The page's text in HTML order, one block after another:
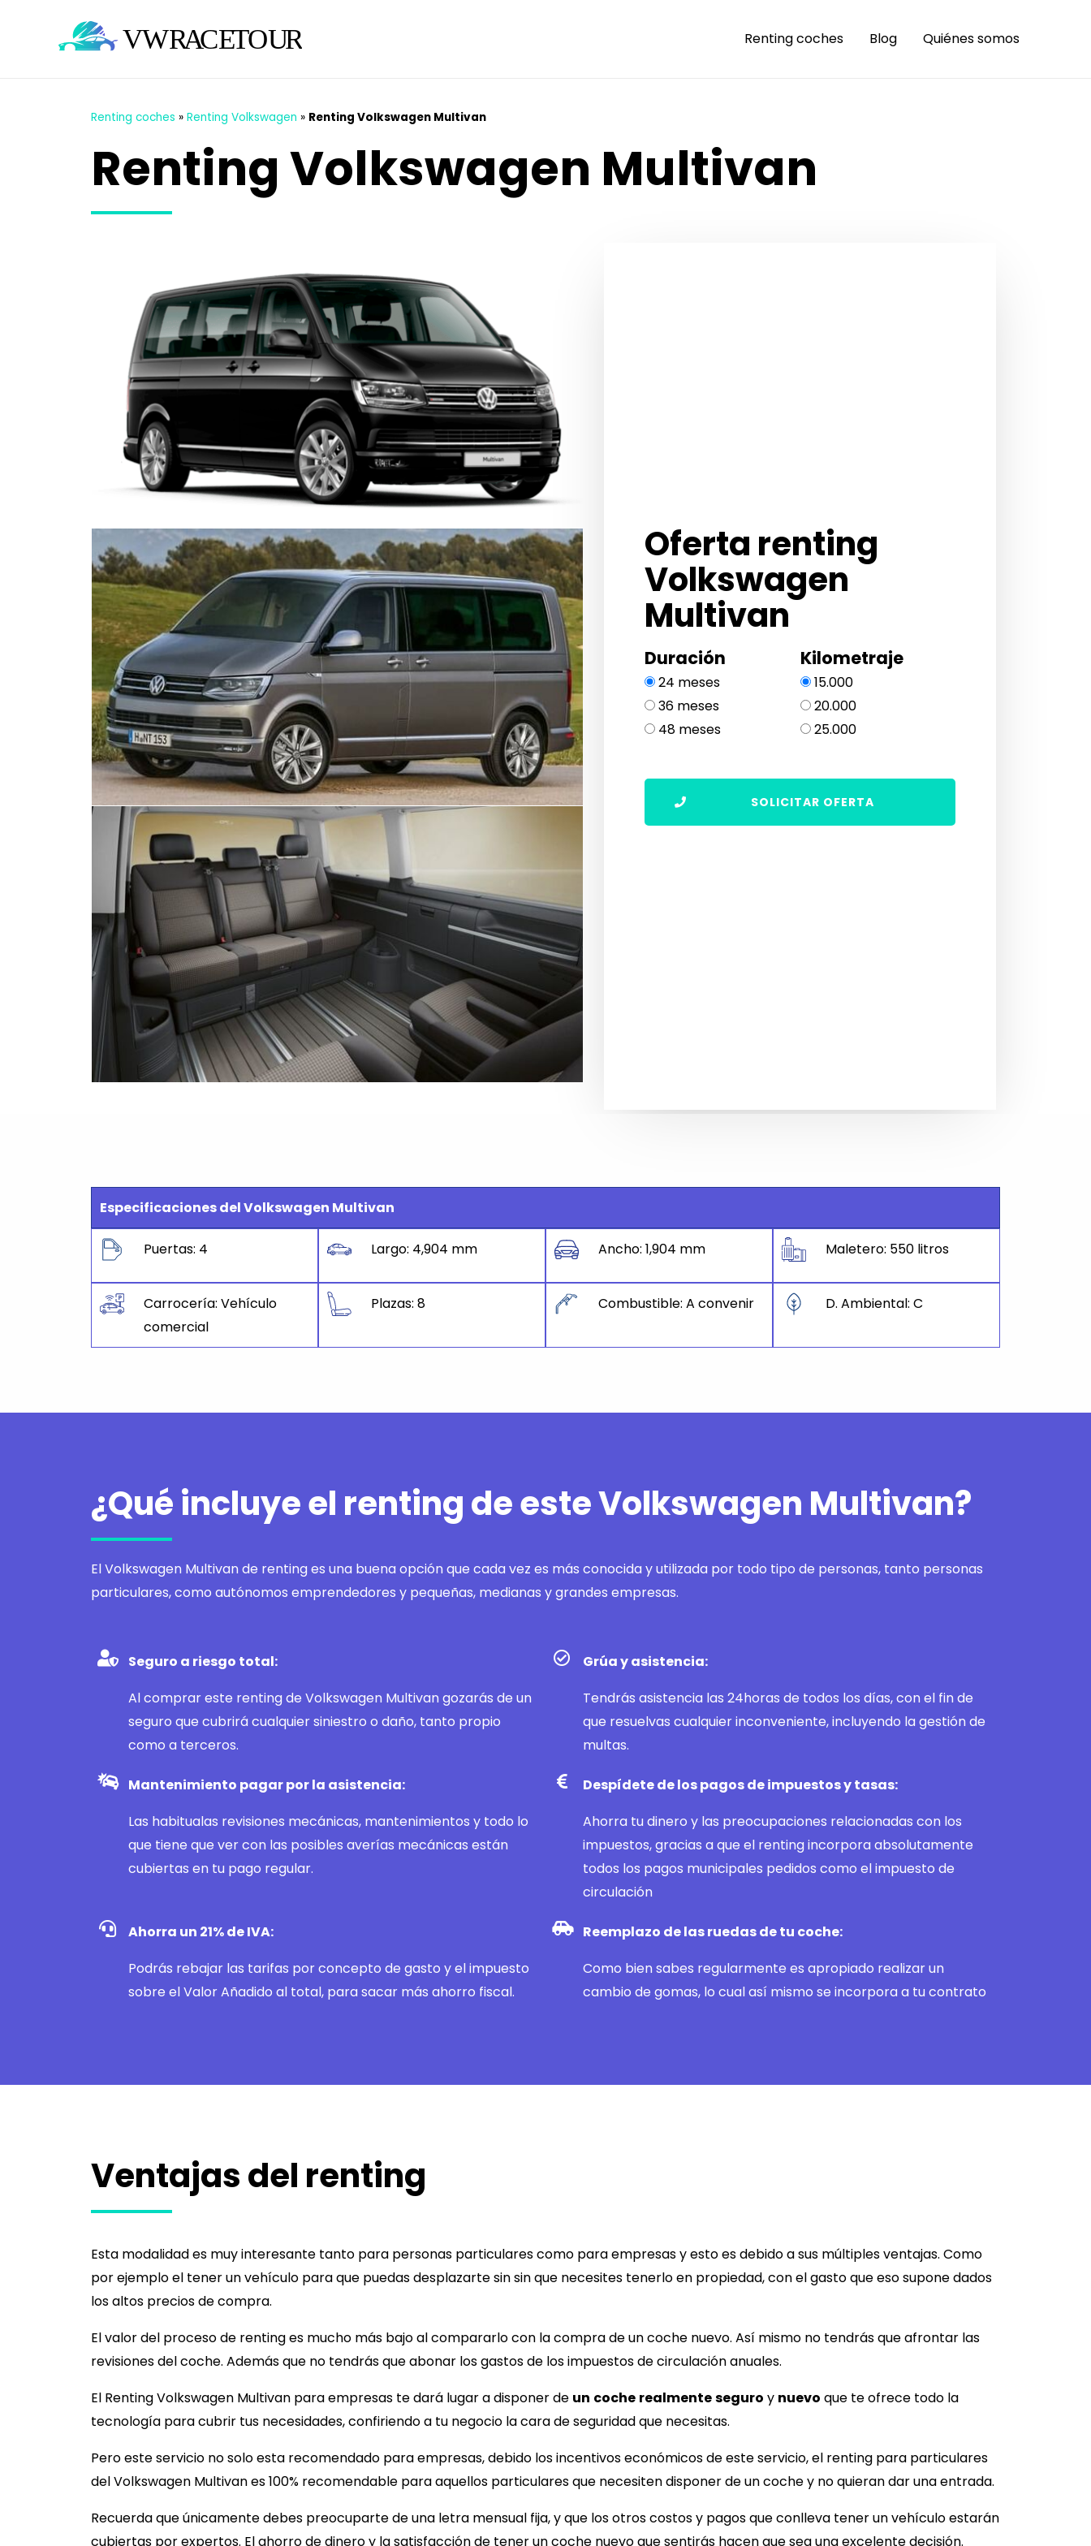
Renting coches Blog Quiénes somos
Renting coches » Renting Volkswagen » Renting Volkswagen Multivan
Renting Volkswagen Multivan
Oferta renting
Volkswagen
Multivan
Duración
24 meses
36 meses
48 meses
Kilometraje
15.000
20.000
25.000
SOLICITAR OFERTA
Especificaciones del Volkswagen Multivan
Puertas: 4 Largo: 4,904 mm Ancho: 1,904 mm Maletero: 550 litros
Carrocería: Vehículo
comercial
Plazas: 8 Combustible: A convenir D. Ambiental: C
¿Qué incluye el renting de este Volkswagen Multivan?
El Volkswagen Multivan de renting es una buena opción que cada vez es más conocida y utilizada por todo tipo de personas, tanto personas
particulares, como autónomos emprendedores y pequeñas, medianas y grandes empresas.
Seguro a riesgo total:
Al comprar este renting de Volkswagen Multivan gozarás de un
seguro que cubrirá cualquier siniestro o daño, tanto propio
como a terceros.
Grúa y asistencia:
Tendrás asistencia las 24horas de todos los días, con el fin de
que resuelvas cualquier inconveniente, incluyendo la gestión de
multas.
Mantenimiento pagar por la asistencia:
Las habitualas revisiones mecánicas, mantenimientos y todo lo
que tiene que ver con las posibles averías mecánicas están
cubiertas en tu pago regular.
Despídete de los pagos de impuestos y tasas:
Ahorra tu dinero y las preocupaciones relacionadas con los
impuestos, gracias a que el renting incorpora absolutamente
todos los pagos municipales pedidos como el impuesto de
circulación
Ahorra un 21% de IVA:
Podrás rebajar las tarifas por concepto de gasto y el impuesto
sobre el Valor Añadido al total, para sacar más ahorro fiscal.
Reemplazo de las ruedas de tu coche:
Como bien sabes regularmente es apropiado realizar un
cambio de gomas, lo cual así mismo se incorpora a tu contrato
Ventajas del renting
Esta modalidad es muy interesante tanto para personas particulares como para empresas y esto es debido a sus múltiples ventajas. Como
por ejemplo el tener un vehículo para que puedas desplazarte sin sin que necesites tenerlo en propiedad, con el gasto que eso supone dados
los altos precios de compra.
El valor del proceso de renting es mucho más bajo al compararlo con la compra de un coche nuevo. Así mismo no tendrás que afrontar las
revisiones del coche. Además que no tendrás que abonar los gastos de los impuestos de circulación anuales.
El RentingVolkswagen Multivan para empresas te dará lugar a disponer de un coche realmenteseguro y nuevo que te ofrece todo la
tecnología para cubrir tus necesidades, confiriendo a tu negocio la cara de seguridad que necesitas.
Pero este servicio no solo esta recomendado para empresas, debido los incentivos económicos de este servicio, el renting para particulares
delVolkswagen Multivanes 100% recomendable para aquellos particulares que necesiten disponer de un coche y no quieran dar una entrada.
Recuerda que únicamente debes preocuparte de una letra mensual fija, y que los otros costos y pagos que conlleva tener un vehículo estarán
cubiertas por expertos. El ahorro de dinero y la satisfacción de tener un coche nuevo que sentirás hacen que sea una excelente decisión.